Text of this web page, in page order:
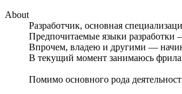
About
Разработчик, основная
Предпочитаемые языки разработки
Впрочем, владею и другими —
В текущий момент занимаюсь
Помимо основного рода